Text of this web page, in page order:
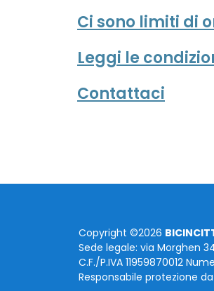
Ci sono limiti di
Leggi le
Contattaci
Copyright ©2026
Sede legale: via Morghen
C.F./P.IVA 11959870012
Responsabile protezione